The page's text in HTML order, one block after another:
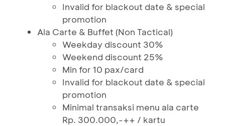
Invalid for blackout date & special
promotion
Ala Carte & Buffet (Non Tactical)
Weekday discount 30%
Weekend discount 25%
Min for 10 pax/card
Invalid for blackout date & special
promotion
Minimal transaksi menu ala carte
Rp. 300.000,-++ / kartu